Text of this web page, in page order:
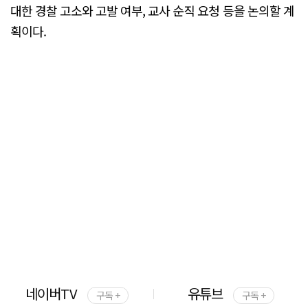
대한 경찰 고소와 고발 여부, 교사 순직 요청 등을 논의할 계
획이다.
네이버TV 구독 + 유튜브 구독 +